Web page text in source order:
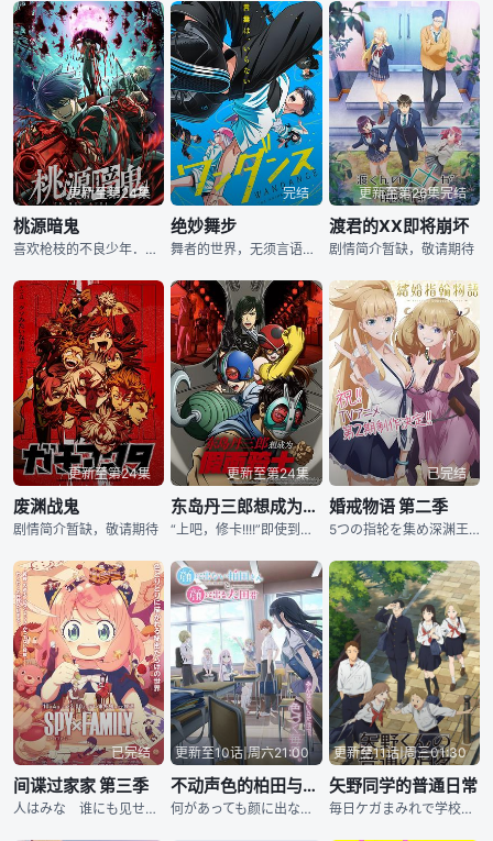
更新至第24集
桃源暗鬼
喜欢枪枝的不良少年．一之濑四季在某天突然变成了「桃太郎机关」驱除追杀的目标，这是因为他其实继承了鬼的血统！而将其扶养长大、没有血缘关系的养父原来以前曾经是桃太郎机关的成员之一！在知晓这些惊人真相的同时
完结
绝妙舞步
舞者的世界，无须言语—— ; ; ; ; ; ; ; ; ; ; ; ;
更新至第26集完结
渡君的XX即将崩坏
剧情简介暂缺，敬请期待
更新至第24集
废渊战鬼
剧情简介暂缺，敬请期待
更新至第24集
东岛丹三郎想成为假面骑士
“上吧，修卡!!!!”即使到了40岁，东岛丹三郎仍然真心想成为假面骑士。然而，就在他几乎要放弃这个梦想的时候，被卷入了震惊社会的“伪修卡”抢劫事件……大人们极其认真的“假面骑士游戏”动作戏，正式开幕！
已完结
婚戒物语 第二季
5つの指轮を集め深渊王との决戦に挑んだサトウとヒメ达は、あと一歩のところまで深渊王を追い詰めるが、 サトウが力尽きてしまい穷地に追い込まれた。间一髪をアラバスタに救われ、一行は一时態势を整えることに
已完结
间谍过家家 第三季
人はみな 谁にも见せぬ自分を 持っている―― 世界各国が水面下で炽烈な情报戦を繰り広げていた时代。 东国オスタニアと西国ウェスタリスは、十数年间にわたる冷戦状態にあった。 西国の情报局対
更新至10话|周六21:00
不动声色的柏田与喜形于色的太田
何があっても颜に出ない 女子中学生・柏田さんと、 めちゃくちゃ颜に出てしまう同级生の太田君。 正反対の二人は、きっと両思い…？ 柏田さんと太田君と、クラスメイト たちのほのぼのラブコ
更新至11话|周三01:30
矢野同学的普通日常
毎日ケガまみれで学校にやってくる「超・不运体质」の矢野くん。 そんな矢野くんの手当てをしているうちに、吉田さんの中には特別な想いが芽生えてきて...。 个性的な友人たちに囲まれながら、少しずつ距离